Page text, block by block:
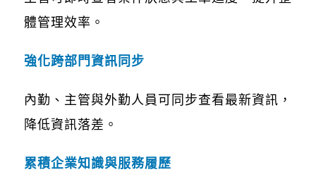
體管理效率。
強化跨部門資訊同步
內勤、主管與外勤人員可同步查看最新資訊，
降低資訊落差。
累積企業知識與服務履歷